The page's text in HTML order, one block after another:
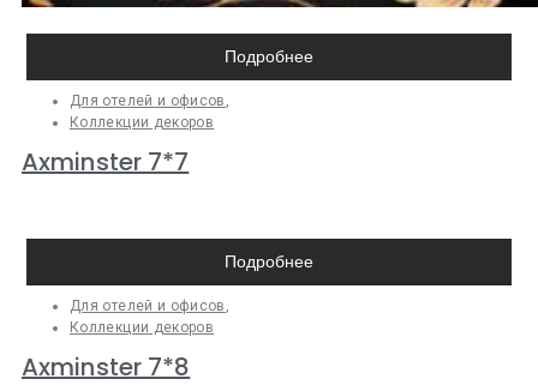
Подробнее
Для отелей и офисов ,
Коллекции декоров
Axminster 7*7
Подробнее
Для отелей и офисов ,
Коллекции декоров
Axminster 7*8